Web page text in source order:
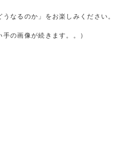
なるのか」をお楽しみください。
の画像が続きます。。）